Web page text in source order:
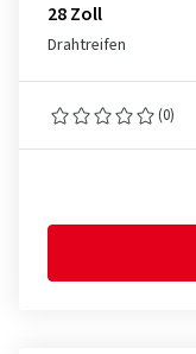
28 Zoll
Drahtreifen
(0)